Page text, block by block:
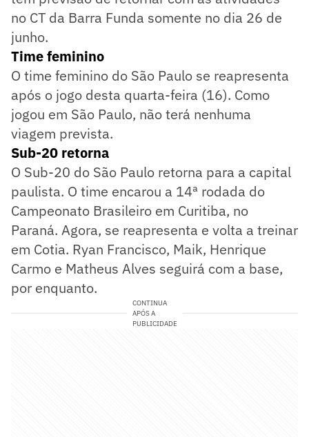
no CT da Barra Funda somente no dia 26 de
junho.
Time feminino
O time feminino do São Paulo se reapresenta
após o jogo desta quarta-feira (16). Como
jogou em São Paulo, não terá nenhuma
viagem prevista.
Sub-20 retorna
O Sub-20 do São Paulo retorna para a capital
paulista. O time encarou a 14ª rodada do
Campeonato Brasileiro em Curitiba, no
Paraná. Agora, se reapresenta e volta a treinar
em Cotia. Ryan Francisco, Maik, Henrique
Carmo e Matheus Alves seguirá com a base,
por enquanto.
CONTINUA
APÓS A
PUBLICIDADE